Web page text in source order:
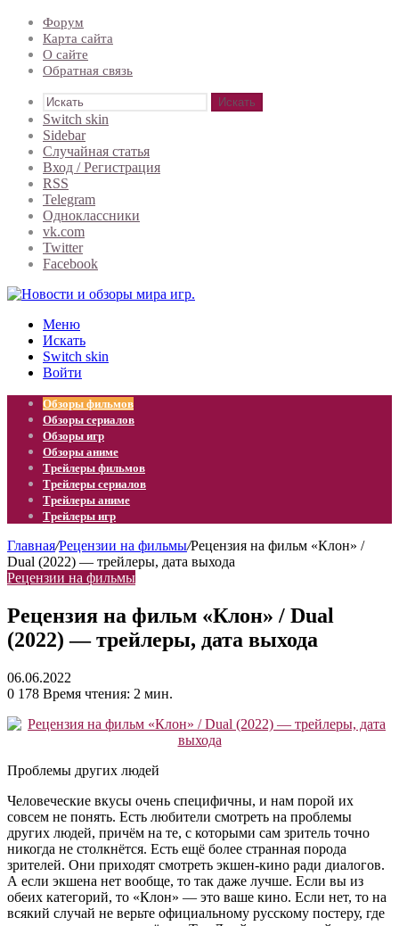
Форум
Карта сайта
О сайте
Обратная связь
Искать
Switch skin
Sidebar
Случайная статья
Вход / Регистрация
RSS
Telegram
Одноклассники
vk.com
Twitter
Facebook
Меню
Искать
Switch skin
Войти
Обзоры фильмов
Обзоры сериалов
Обзоры игр
Обзоры аниме
Трейлеры фильмов
Трейлеры сериалов
Трейлеры аниме
Трейлеры игр
Главная/Рецензии на фильмы/Рецензия на фильм «Клон» /
Dual (2022) — трейлеры, дата выхода
Рецензии на фильмы
Рецензия на фильм «Клон» / Dual
(2022) — трейлеры, дата выхода
06.06.2022
0 178 Время чтения: 2 мин.
Проблемы других людей
Человеческие вкусы очень специфичны, и нам порой их
совсем не понять. Есть любители смотреть на проблемы
других людей, причём на те, с которыми сам зритель точно
никогда не столкнётся. Есть ещё более странная порода
зрителей. Они приходят смотреть экшен-кино ради диалогов.
А если экшена нет вообще, то так даже лучше. Если вы из
обеих категорий, то «Клон» — это ваше кино. Если нет, то на
всякий случай не верьте официальному русскому постеру, где